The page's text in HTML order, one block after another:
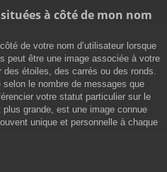
à côté de mon nom
de votre nom d’utilisateur lorsque
peut être une image associée à votre
des étoiles, des carrés ou des ronds.
selon le nombre de messages que
votre statut particulier sur le
plus grande, est une image connue
unique et personnelle à chaque